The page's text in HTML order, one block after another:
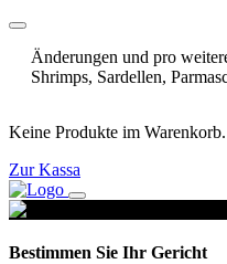
Änderungen und pro
Shrimps, Sardellen,
Keine Produkte im Warenkorb.
Zur Kassa
Bestimmen Sie Ihr Gericht